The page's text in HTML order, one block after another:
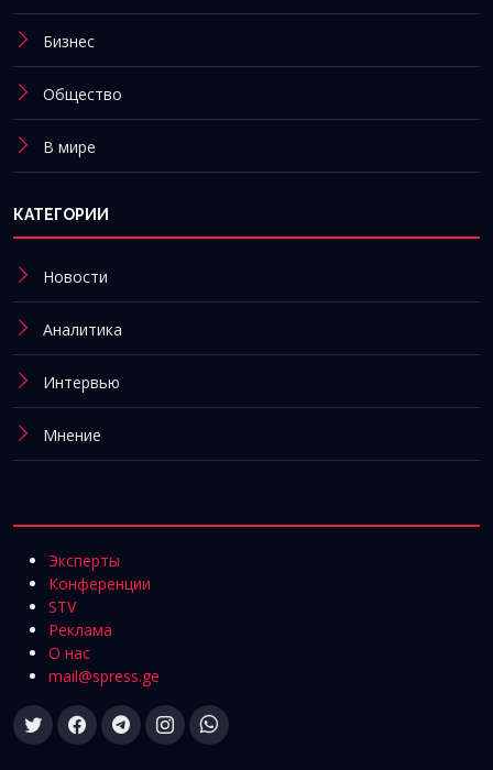
Бизнес
Общество
В мире
КАТЕГОРИИ
Новости
Аналитика
Интервью
Мнение
Эксперты
Конференции
STV
Реклама
О нас
mail@spress.ge